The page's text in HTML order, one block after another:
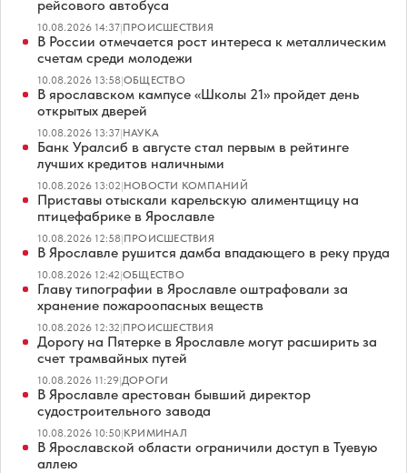
рейсового автобуса
10.08.2026 14:37|ПРОИСШЕСТВИЯ
В России отмечается рост интереса к металлическим
счетам среди молодежи
10.08.2026 13:58|ОБЩЕСТВО
В ярославском кампусе «Школы 21» пройдет день
открытых дверей
10.08.2026 13:37|НАУКА
Банк Уралсиб в августе стал первым в рейтинге
лучших кредитов наличными
10.08.2026 13:02|НОВОСТИ КОМПАНИЙ
Приставы отыскали карельскую алиментщицу на
птицефабрике в Ярославле
10.08.2026 12:58|ПРОИСШЕСТВИЯ
В Ярославле рушится дамба впадающего в реку пруда
10.08.2026 12:42|ОБЩЕСТВО
Главу типографии в Ярославле оштрафовали за
хранение пожароопасных веществ
10.08.2026 12:32|ПРОИСШЕСТВИЯ
Дорогу на Пятерке в Ярославле могут расширить за
счет трамвайных путей
10.08.2026 11:29|ДОРОГИ
В Ярославле арестован бывший директор
судостроительного завода
10.08.2026 10:50|КРИМИНАЛ
В Ярославской области ограничили доступ в Туевую
аллею